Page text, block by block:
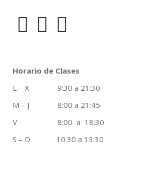
Horario de Clases
L – X 9:30 a 21:30
M – J 8:00 a 21:45
V 8:00 a 18:30
S – D 10:30 a 13:30